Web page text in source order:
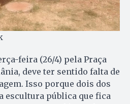
feira (26/4) pela Praça
deve ter sentido falta de
Isso porque dois dos
escultura pública que fica